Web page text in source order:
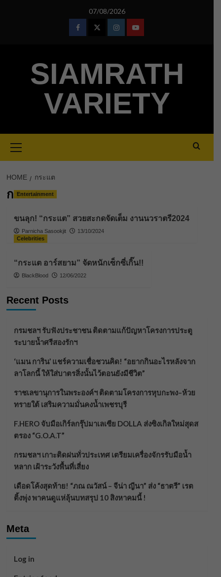
07/08/2026
FacebookTwitterInstagramYoutube
SIAMRATH
VARIETY
Menu
HOME กระแต
กระแต
Entertainment
ขนลุก! “กระแต” สวยสะกดจัดเต็ม งานนวราตรี2024
Parnicha Sasookjit
13/10/2024
Celebrities
“กระแต อาร์สยาม” จัดหนักเซ็กซี่เกิ๊น!!
BlackBlood 12/06/2022
Recent Posts
กรมชลฯ รับฟังประชาชน ติดตามแก้ปัญหาโครงการประตู
ระบายน้ำศรีสองรักฯ
‘แมน การิน’ แชร์ความเชื่อชวนคิด! “อยากกินอะไรหลังจาก
ลาโลกนี้ ให้ใส่บาตรสิ่งนั้นไว้ตอนยังมีชีวิต”
ราชเลขานุการในพระองค์ฯ ติดตามโครงการหุบกะพง–ห้วย
ทรายใต้ เสริมความมั่นคงน้ำเพชรบุรี
F.HERO จับมือเกิร์ลกรุ๊ปมาเลเซีย DOLLA ส่งซิงเกิลใหม่สุดส
ตรอง “G.O.A.T”
กรมชลฯ เกาะติดฝนทั่วประเทศ เตรียมเครื่องจักรรับมือน้ำ
หลาก เฝ้าระวังพื้นที่เสี่ยง
เดือดโค้งสุดท้าย! “ภณ ณวัสน์ – จีน่า ญีนา” ส่ง “ธาตรี” เรต
ติ้งพุ่ง พาคนดูแห่ลุ้นบทสรุป 10 สิงหาคมนี้ !
Meta
Log in